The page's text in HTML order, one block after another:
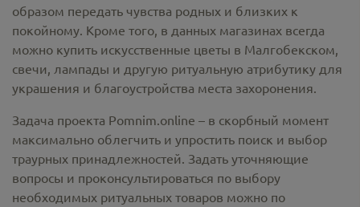
образом передать чувства родных и близких к
покойному. Кроме того, в данных магазинах всегда
можно купить искусственные цветы в Малгобекском,
свечи, лампады и другую ритуальную атрибутику для
украшения и благоустройства места захоронения.
Задача проекта Pomnim.online – в скорбный момент
максимально облегчить и упростить поиск и выбор
траурных принадлежностей. Задать уточняющие
вопросы и проконсультироваться по выбору
необходимых ритуальных товаров можно по